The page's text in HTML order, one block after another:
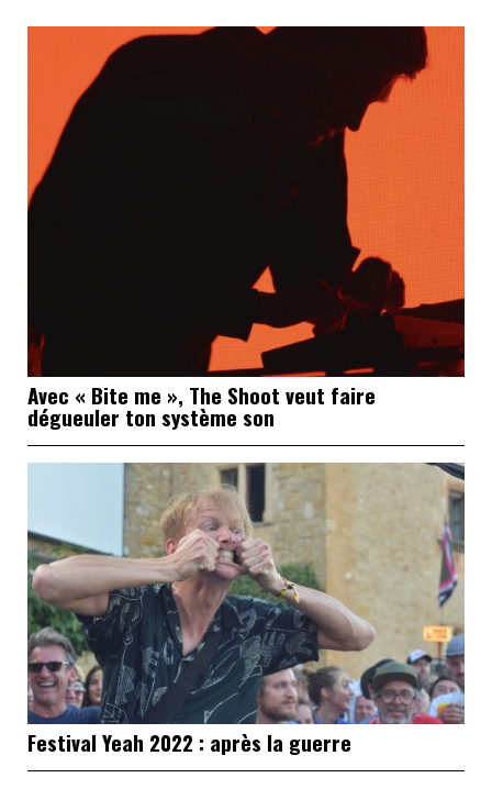
Avec « Bite me », The Shoot veut faire
dégueuler ton système son
Festival Yeah 2022 : après la guerre